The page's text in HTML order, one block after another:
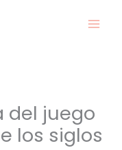
del juego
los siglos